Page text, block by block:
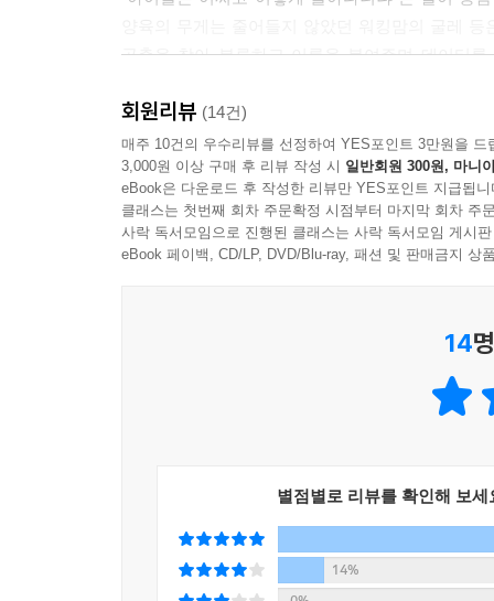
시의 밤 불빛에 적응한다. 그러니 짝을 찾지 못한
는 깊은 산골에선 밤에 매미가 울지 않는다.
--- p.248
납작 엎드려 있는 대벌레를 살짝 건드리니, 깜짝
흔든다. 마치 나뭇가지가 바람에 나부끼는 것 같
도망치는 것처럼. 잘린 다리는 다행히도 허물을
꽃을 핀다. 5~6월에 만발하는 찔레나무 꽃은 시
기후적응 속도가 늦어서 식물의 시간을 따라가지
쯤 어른벌레로 날개돋이를 해 꽃으로 날아온다.
미 지고 있다! 꽃하늘소가 대체먹이를 찾는 데 성
곤충을 찾아 분류하고 이름을 붙여주며 데이터
멈추면, 앉으면, 귀를 기울이면 그들이 있다!
우리의 세계를 넓혀줄 1센티미터의 존재들
곤충은 진정한 지구의 주인이다. 전체 동물 150
종이라고 추정하는 학자도 있다. 종수로 보나 개
돌아다닌다는 의미의 ‘다클링 비틀’로도 불린다.
이 책은 작은 생명들의 숨겨진 세계를 보여준다.
기록하며 흥미진진한 퍼즐 맞추기를 이어나간다.
잘 알고 있었다고 생각한 곤충들을 다른 시선으
얼마나 겁이 많고 힘도 없고 지구에 유익한 곤충
회원리뷰 (14건)
매주 10건의 우수리뷰를 선정하여 YES포인트 3만원을 드
3,000원 이상 구매 후 리뷰 작성 시 일반회원 300원, 마니
eBook은 다운로드 후 작성한 리뷰만 YES포인트 지급됩니
클래스는 첫번째 회차 주문확정 시점부터 마지막 회차 주
사락 독서모임으로 진행된 클래스는 사락 독서모임 게시
eBook 페이백, CD/LP, DVD/Blu-ray, 패션 및 판매금지 상
14
별점별로 리뷰를 확인해 보세
14%